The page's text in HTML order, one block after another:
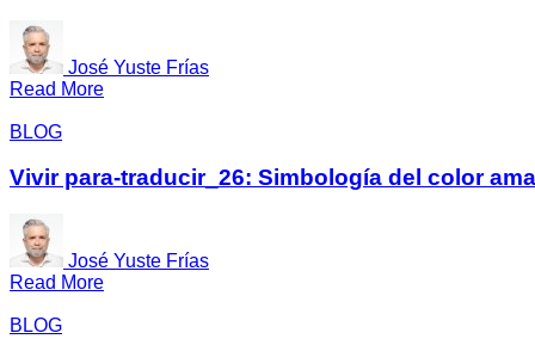
José Yuste Frías
Read More
BLOG
Vivir para-traducir_26: Simbología del color
José Yuste Frías
Read More
BLOG